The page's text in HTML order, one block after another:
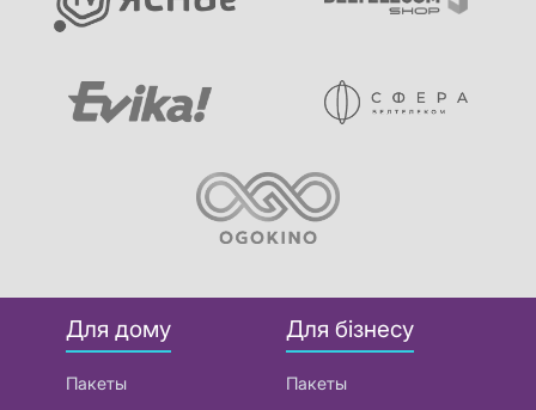
Для дому
Пакеты
Для бізнесу
Пакеты